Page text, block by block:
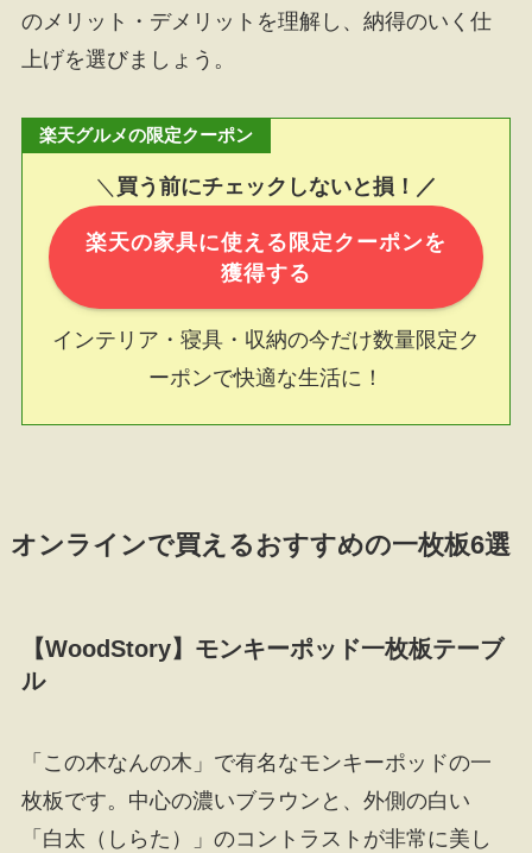
のメリット・デメリットを理解し、納得のいく仕
上げを選びましょう。
楽天グルメの限定クーポン
＼ 買う前にチェックしないと損！／
楽天の家具に使える限定クーポンを
獲得する
インテリア・寝具・収納の今だけ数量限定ク
ーポンで快適な生活に！
オンラインで買えるおすすめの一枚板6選
【WoodStory】モンキーポッド一枚板テーブ
ル
「この木なんの木」で有名なモンキーポッドの一
枚板です。中心の濃いブラウンと、外側の白い
「白太（しらた）」のコントラストが非常に美し